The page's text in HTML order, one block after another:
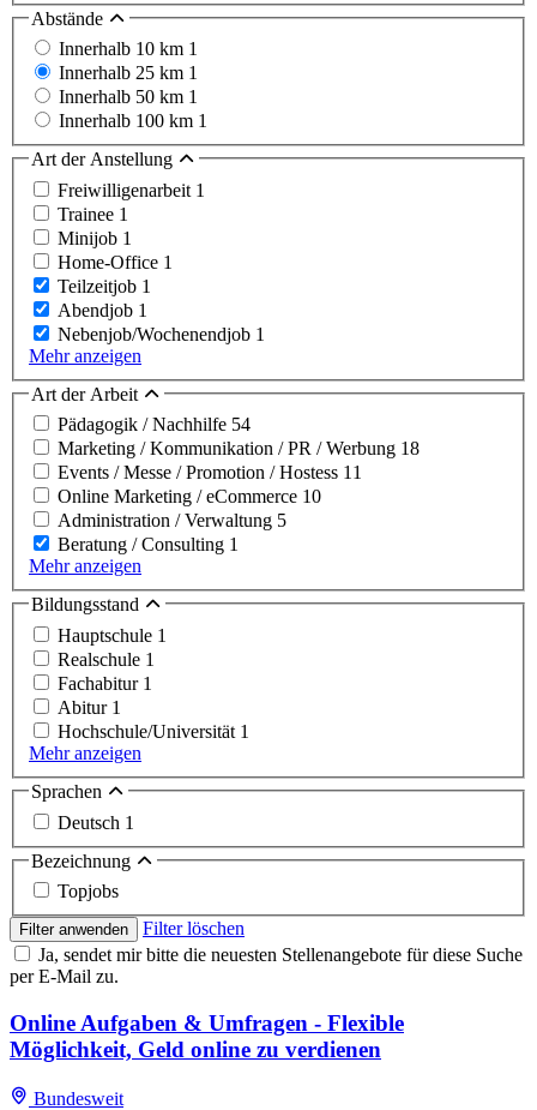
Abstände
Innerhalb 10 km 1
Innerhalb 25 km 1
Innerhalb 50 km 1
Innerhalb 100 km 1
Art der Anstellung
Freiwilligenarbeit 1
Trainee 1
Minijob 1
Home-Office 1
Teilzeitjob 1
Abendjob 1
Nebenjob/Wochenendjob 1
Mehr anzeigen
Art der Arbeit
Pädagogik / Nachhilfe 54
Marketing / Kommunikation / PR / Werbung 18
Events / Messe / Promotion / Hostess 11
Online Marketing / eCommerce 10
Administration / Verwaltung 5
Beratung / Consulting 1
Mehr anzeigen
Bildungsstand
Hauptschule 1
Realschule 1
Fachabitur 1
Abitur 1
Hochschule/Universität 1
Mehr anzeigen
Sprachen
Deutsch 1
Bezeichnung
Topjobs
Filter anwenden
Filter löschen
Ja, sendet mir bitte die neuesten Stellenangebote für diese Suche
per E-Mail zu.
Online Aufgaben & Umfragen - Flexible
Möglichkeit, Geld online zu verdienen
Bundesweit